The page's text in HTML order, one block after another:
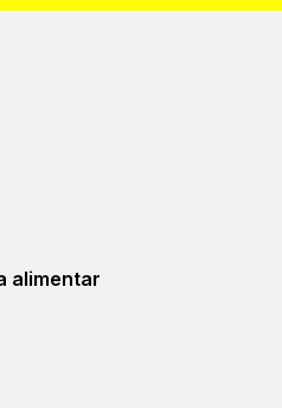
alimentar